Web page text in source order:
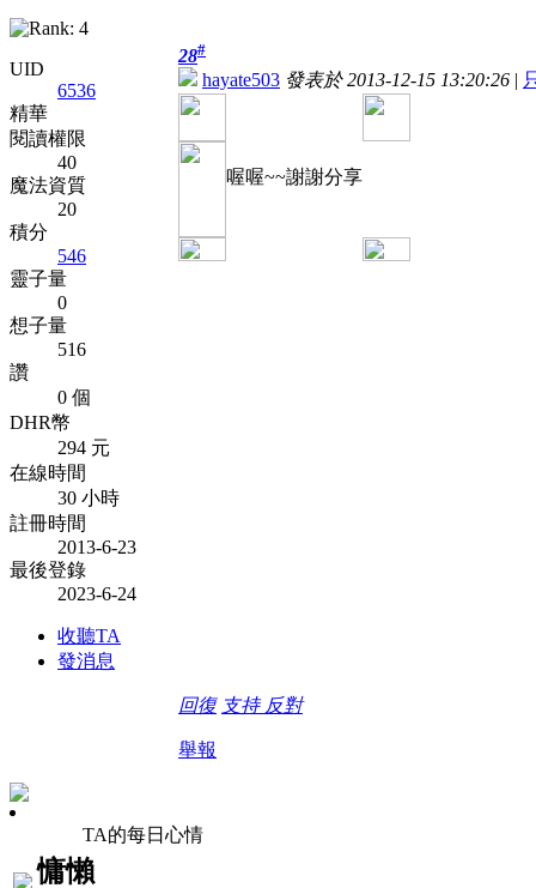
UID
6536
精華
閱讀權限
40
魔法資質
20
積分
546
靈子量
0
想子量
516
讚
0 個
DHR幣
294 元
在線時間
30 小時
註冊時間
2013-6-23
最後登錄
2023-6-24
收聽TA
發消息
28#
hayate503 發表於 2013-12-15 13:20:26 |
喔喔~~謝謝分享
回復 支持 反對
舉報
TA的每日心情
慵懶